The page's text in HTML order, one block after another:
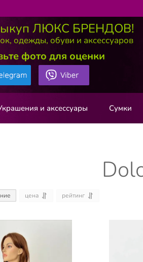
ЛЮКС БРЕНДОВ!
одежды, обуви и аксессуаров
фото для оценки
и аксессуары Сумки
цена рейтинг